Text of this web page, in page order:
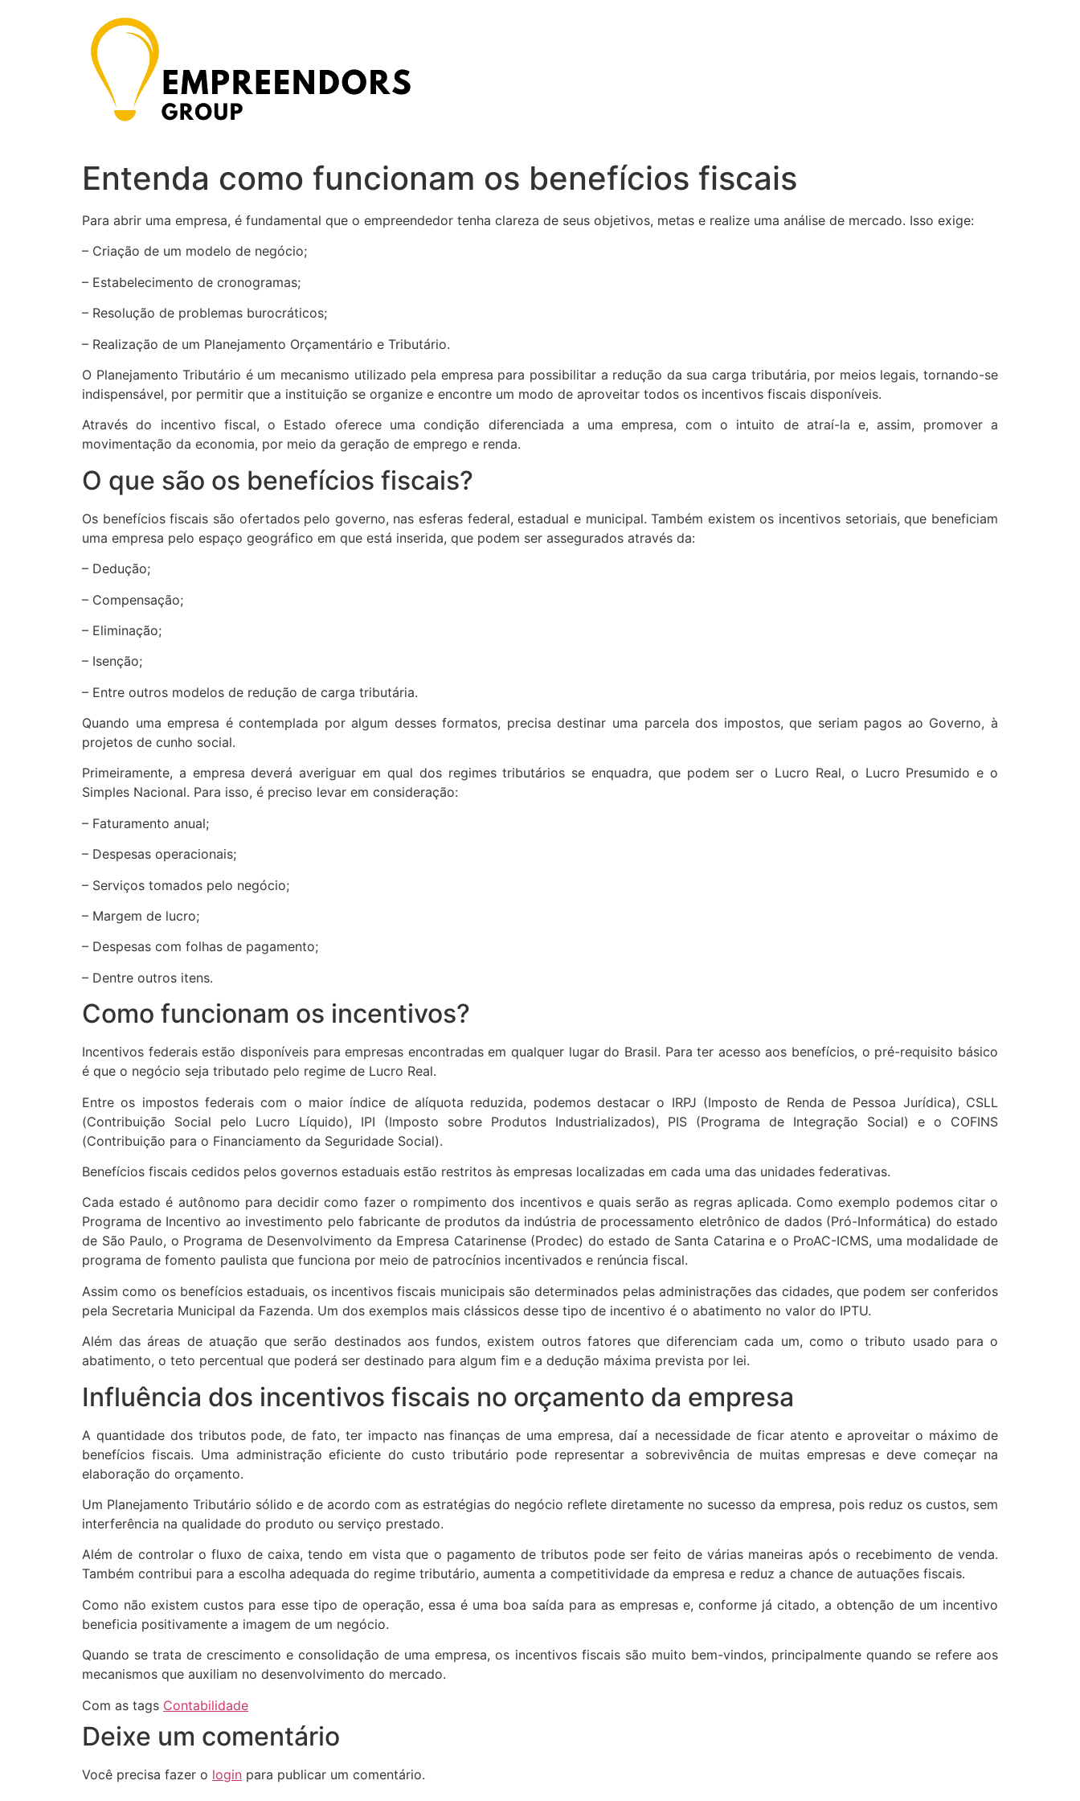
Entenda como funcionam os benefícios fiscais
Para abrir uma empresa, é fundamental que o empreendedor tenha clareza de seus objetivos, metas e realize uma análise de mercado. Isso exige:
– Criação de um modelo de negócio;
– Estabelecimento de cronogramas;
– Resolução de problemas burocráticos;
– Realização de um Planejamento Orçamentário e Tributário.
O Planejamento Tributário é um mecanismo utilizado pela empresa para possibilitar a redução da sua carga tributária, por meios legais, tornando-se
indispensável, por permitir que a instituição se organize e encontre um modo de aproveitar todos os incentivos fiscais disponíveis.
Através do incentivo fiscal, o Estado oferece uma condição diferenciada a uma empresa, com o intuito de atraí-la e, assim, promover a
movimentação da economia, por meio da geração de emprego e renda.
O que são os benefícios fiscais?
Os benefícios fiscais são ofertados pelo governo, nas esferas federal, estadual e municipal. Também existem os incentivos setoriais, que beneficiam
uma empresa pelo espaço geográfico em que está inserida, que podem ser assegurados através da:
– Dedução;
– Compensação;
– Eliminação;
– Isenção;
– Entre outros modelos de redução de carga tributária.
Quando uma empresa é contemplada por algum desses formatos, precisa destinar uma parcela dos impostos, que seriam pagos ao Governo, à
projetos de cunho social.
Primeiramente, a empresa deverá averiguar em qual dos regimes tributários se enquadra, que podem ser o Lucro Real, o Lucro Presumido e o
Simples Nacional. Para isso, é preciso levar em consideração:
– Faturamento anual;
– Despesas operacionais;
– Serviços tomados pelo negócio;
– Margem de lucro;
– Despesas com folhas de pagamento;
– Dentre outros itens.
Como funcionam os incentivos?
Incentivos federais estão disponíveis para empresas encontradas em qualquer lugar do Brasil. Para ter acesso aos benefícios, o pré-requisito básico
é que o negócio seja tributado pelo regime de Lucro Real.
Entre os impostos federais com o maior índice de alíquota reduzida, podemos destacar o IRPJ (Imposto de Renda de Pessoa Jurídica), CSLL
(Contribuição Social pelo Lucro Líquido), IPI (Imposto sobre Produtos Industrializados), PIS (Programa de Integração Social) e o COFINS
(Contribuição para o Financiamento da Seguridade Social).
Benefícios fiscais cedidos pelos governos estaduais estão restritos às empresas localizadas em cada uma das unidades federativas.
Cada estado é autônomo para decidir como fazer o rompimento dos incentivos e quais serão as regras aplicada. Como exemplo podemos citar o
Programa de Incentivo ao investimento pelo fabricante de produtos da indústria de processamento eletrônico de dados (Pró-Informática) do estado
de São Paulo, o Programa de Desenvolvimento da Empresa Catarinense (Prodec) do estado de Santa Catarina e o ProAC-ICMS, uma modalidade de
programa de fomento paulista que funciona por meio de patrocínios incentivados e renúncia fiscal.
Assim como os benefícios estaduais, os incentivos fiscais municipais são determinados pelas administrações das cidades, que podem ser conferidos
pela Secretaria Municipal da Fazenda. Um dos exemplos mais clássicos desse tipo de incentivo é o abatimento no valor do IPTU.
Além das áreas de atuação que serão destinados aos fundos, existem outros fatores que diferenciam cada um, como o tributo usado para o
abatimento, o teto percentual que poderá ser destinado para algum fim e a dedução máxima prevista por lei.
Influência dos incentivos fiscais no orçamento da empresa
A quantidade dos tributos pode, de fato, ter impacto nas finanças de uma empresa, daí a necessidade de ficar atento e aproveitar o máximo de
benefícios fiscais. Uma administração eficiente do custo tributário pode representar a sobrevivência de muitas empresas e deve começar na
elaboração do orçamento.
Um Planejamento Tributário sólido e de acordo com as estratégias do negócio reflete diretamente no sucesso da empresa, pois reduz os custos, sem
interferência na qualidade do produto ou serviço prestado.
Além de controlar o fluxo de caixa, tendo em vista que o pagamento de tributos pode ser feito de várias maneiras após o recebimento de venda.
Também contribui para a escolha adequada do regime tributário, aumenta a competitividade da empresa e reduz a chance de autuações fiscais.
Como não existem custos para esse tipo de operação, essa é uma boa saída para as empresas e, conforme já citado, a obtenção de um incentivo
beneficia positivamente a imagem de um negócio.
Quando se trata de crescimento e consolidação de uma empresa, os incentivos fiscais são muito bem-vindos, principalmente quando se refere aos
mecanismos que auxiliam no desenvolvimento do mercado.
Com as tags Contabilidade
Deixe um comentário
Você precisa fazer o login para publicar um comentário.